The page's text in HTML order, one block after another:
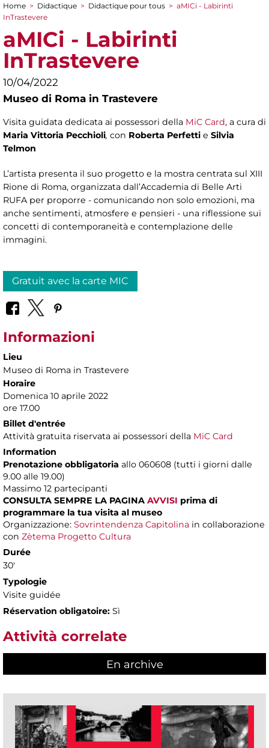
You are here
Home > Didactique > Didactique pour tous > aMICi - Labirinti
InTrastevere
aMICi - Labirinti
InTrastevere
10/04/2022
Museo di Roma in Trastevere
Visita guidata dedicata ai possessori della MiC Card, a cura di
Maria Vittoria Pecchioli, con Roberta Perfetti e Silvia
Telmon
L’artista presenta il suo progetto e la mostra centrata sul XIII
Rione di Roma, organizzata dall’Accademia di Belle Arti
RUFA per proporre - comunicando non solo emozioni, ma
anche sentimenti, atmosfere e pensieri - una riflessione sui
concetti di contemporaneità e contemplazione delle
immagini.
Gratuit avec la carte MIC
Informazioni
Lieu
Museo di Roma in Trastevere
Horaire
Domenica 10 aprile 2022
ore 17.00
Billet d'entrée
Attività gratuita riservata ai possessori della MiC Card
Information
Prenotazione obbligatoria allo 060608 (tutti i giorni dalle
9.00 alle 19.00)
Massimo 12 partecipanti
CONSULTA SEMPRE LA PAGINA AVVISI prima di
programmare la tua visita al museo
Organizzazione: Sovrintendenza Capitolina in collaborazione
con Zètema Progetto Cultura
Durée
30'
Typologie
Visite guidée
Réservation obligatoire: Sì
Attività correlate
En archive